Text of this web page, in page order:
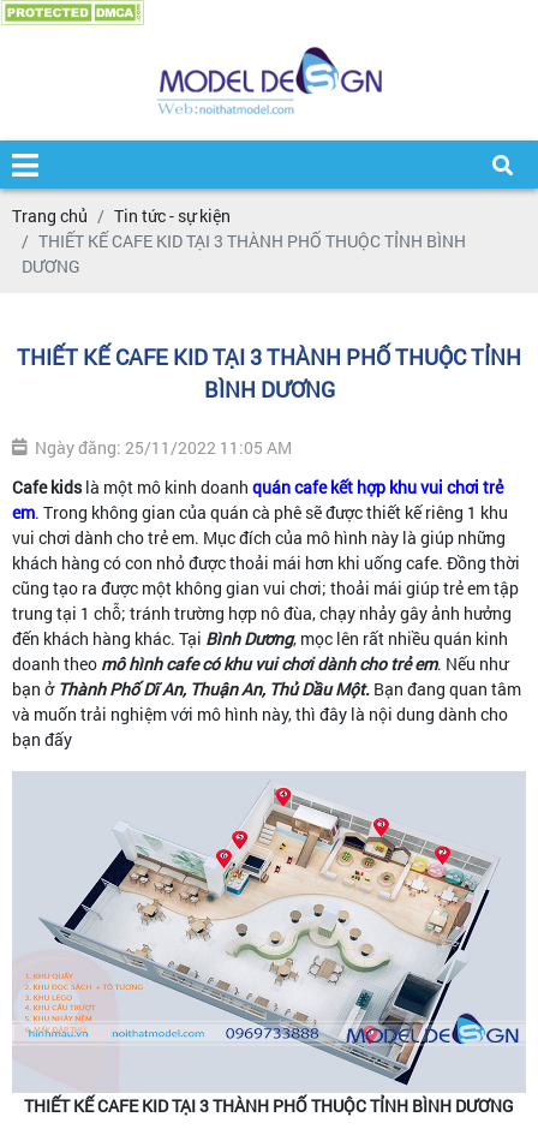
Trang chủ
Tin tức - sự kiện
THIẾT KẾ CAFE KID TẠI 3 THÀNH PHỐ THUỘC TỈNH BÌNH
DƯƠNG
THIẾT KẾ CAFE KID TẠI 3 THÀNH PHỐ THUỘC TỈNH
BÌNH DƯƠNG
Ngày đăng: 25/11/2022 11:05 AM
Cafe kidslà một mô kinh doanh quán cafe kết hợp khu vui chơi trẻ
em. Trong không gian của quán cà phê sẽ được thiết kế riêng 1 khu
vui chơi dành cho trẻ em. Mục đích của mô hình này là giúp những
khách hàng có con nhỏ được thoải mái hơn khi uống cafe. Đồng thời
cũng tạo ra được một không gian vui chơi; thoải mái giúp trẻ em tập
trung tại 1 chỗ; tránh trường hợp nô đùa, chạy nhảy gây ảnh hưởng
đến khách hàng khác. Tại Bình Dương, mọc lên rất nhiều quán kinh
doanh theo mô hình cafe có khu vui chơi dành cho trẻ em. Nếu như
bạn ở Thành Phố Dĩ An, Thuận An, Thủ Dầu Một. Bạn đang quan tâm
và muốn trải nghiệm với mô hình này, thì đây là nội dung dành cho
bạn đấy
THIẾT KẾ CAFE KID TẠI 3 THÀNH PHỐ THUỘC TỈNH BÌNH DƯƠNG